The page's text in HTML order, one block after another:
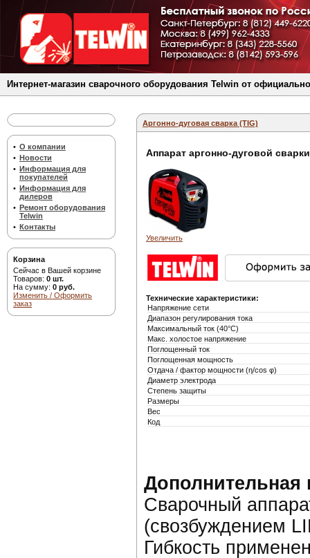
Интернет-магазин сварочного оборудования Telwin от
• О компании
• Новости
• Информация для
покупателей
• Информация для
дилеров
• Ремонт оборудования
Telwin
• Контакты
Корзина
Сейчас в Вашей корзине
Товаров: 0 шт.
На сумму: 0 руб.
Изменить / Оформить
заказ
Аргонно-дуговая сварка (TIG)
Аппарат аргонно-дуговой
Увеличить
Технические характеристики:
Напряжение сети
Диапазон регулирования тока
Максимальный ток (40°С)
Макс. холостое напряжение
Поглощенный ток
Поглощенная мощность
Отдача / фактор мощности (η/cos φ)
Диаметр электрода
Степень защиты
Размеры
Вес
Код
Сварочный
(свозбуждением
Гибкость